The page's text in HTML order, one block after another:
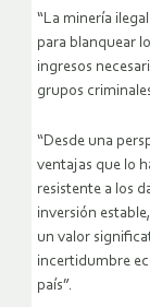
“La minería
para blanquear
ingresos
grupos
“Desde una
ventajas que lo
resistente a los
inversión
un valor
incertidumbre
país”.